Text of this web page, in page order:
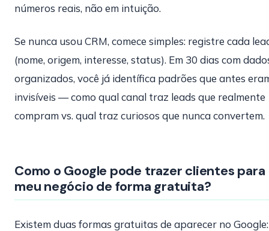
números reais, não em intuição.
Se nunca usou CRM, comece simples: registre cada
(nome, origem, interesse, status). Em 30 dias com
organizados, você já identífica padrões que antes
invisíveis — como qual canal traz leads que realmente
compram vs. qual traz curiosos que nunca convertem.
Como o Google pode trazer clientes para
meu negócio de forma gratuita?
Existem duas formas gratuitas de aparecer no Google: